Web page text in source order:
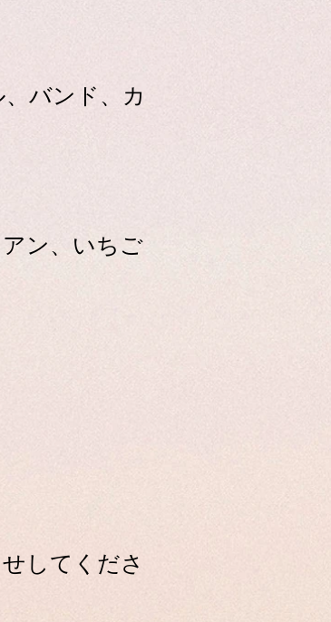
バンド、カ
ン、いちご
してくださ